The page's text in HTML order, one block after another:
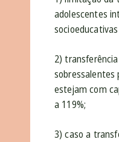
adolescentes
2)
sobressalentes
estejam com
a 119%;
3) caso a